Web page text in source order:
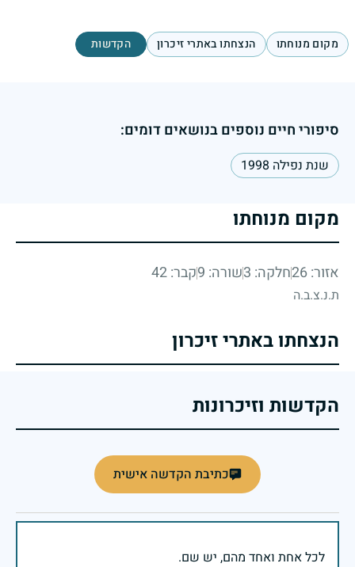
מקום מנוחתו הנצחתו באתרי זיכרון הקדשות
סיפורי חיים נוספים בנושאים דומים:
שנת נפילה 1998
מקום מנוחתו
אזור: 26 חלקה: 3 שורה: 9 קבר: 42
ת.נ.צ.ב.ה
הנצחתו באתרי זיכרון
הקדשות וזיכרונות
כתיבת הקדשה אישית